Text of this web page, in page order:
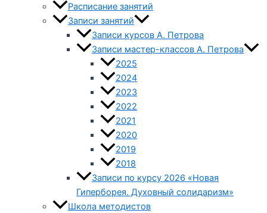
Расписание занятий
Записи занятий
Записи курсов А. Петрова
Записи мастер-классов А. Петрова
2025
2024
2023
2022
2021
2020
2019
2018
Записи по курсу 2026 «Новая
Гиперборея. Духовный солидаризм»
Школа методистов